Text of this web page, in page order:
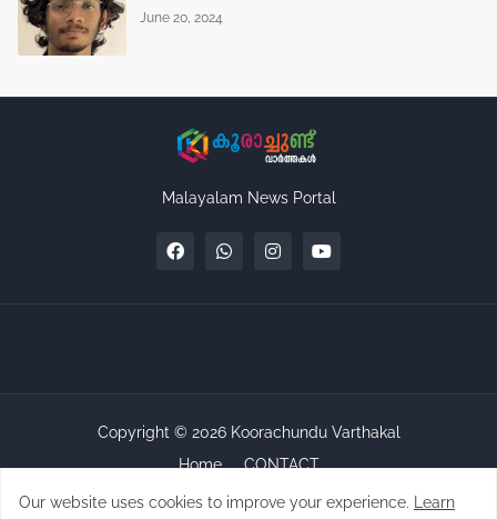
June 20, 2024
Malayalam News Portal
Copyright © 2026 Koorachundu Varthakal
Home
CONTACT
Our website uses cookies to improve your experience.
Learn